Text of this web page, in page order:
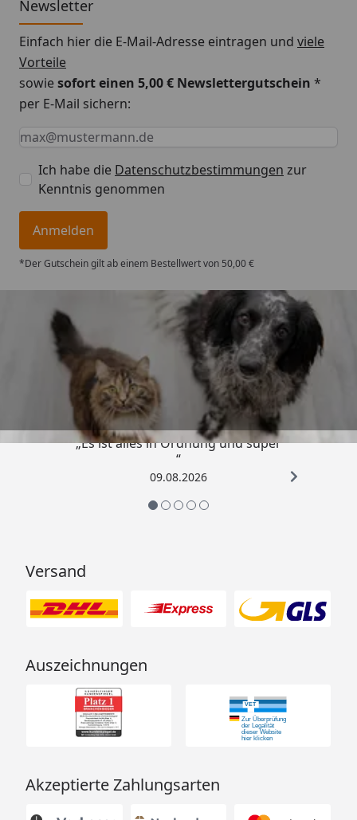
Newsletter
Einfach hier die E-Mail-Adresse eintragen und viele
Vorteile
sowiesofort einen 5,00 € Newslettergutschein *
per E-Mail sichern:
Keine Eingabe erforderlich
Eingabe erforderlich
E-Mail *
Ich habe die Datenschutzbestimmungen zur
Kenntnis genommen
Anmelden
*Der Gutschein gilt ab einem Bestellwert von 50,00 €
Trusted Shops
/ 5
„Es ist alles in Ordnung und super
“
09.08.2026
Versand
Auszeichnungen
Akzeptierte Zahlungsarten